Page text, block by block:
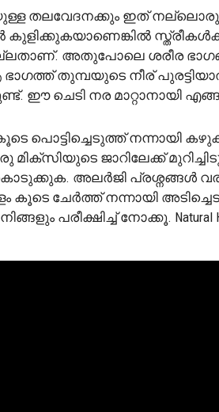
തലവേദനക്കും ഇത് നല്ലൊരു
കുളിക്കുകയാണെങ്കിൽ
അതുപോലെ ശരീര
തുമ്പയുടെ നീര് പുരട്ടിയാൽ
ഈ ചെടി നര മാറ്റാനായി
പൊട്ടിച്ചെടുത്ത് നന്നായി
ജാറിലേക്ക്
അലർജി പ്രശ്നങ്ങൾ
കൂടെ ചേർത്ത് നന്നായി
നോക്കൂ. Natural Hair